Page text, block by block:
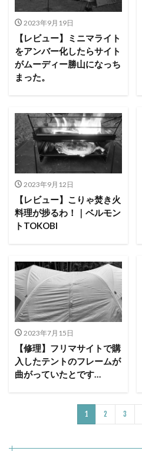
2023年9月19日
【レビュー】ミニマライト
をアンバー化したらサイト
がムーディー勝山になっち
まった。
2023年9月12日
【レビュー】こりゃ焚き火
料理が捗るわ！｜ベルモン
トTOKOBI
2023年7月15日
【修理】フリマサイトで購
入したテントのフレームが
曲がっていたとです…
1 2 3